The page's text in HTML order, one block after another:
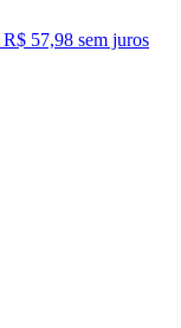
R$ 57,98 sem juros